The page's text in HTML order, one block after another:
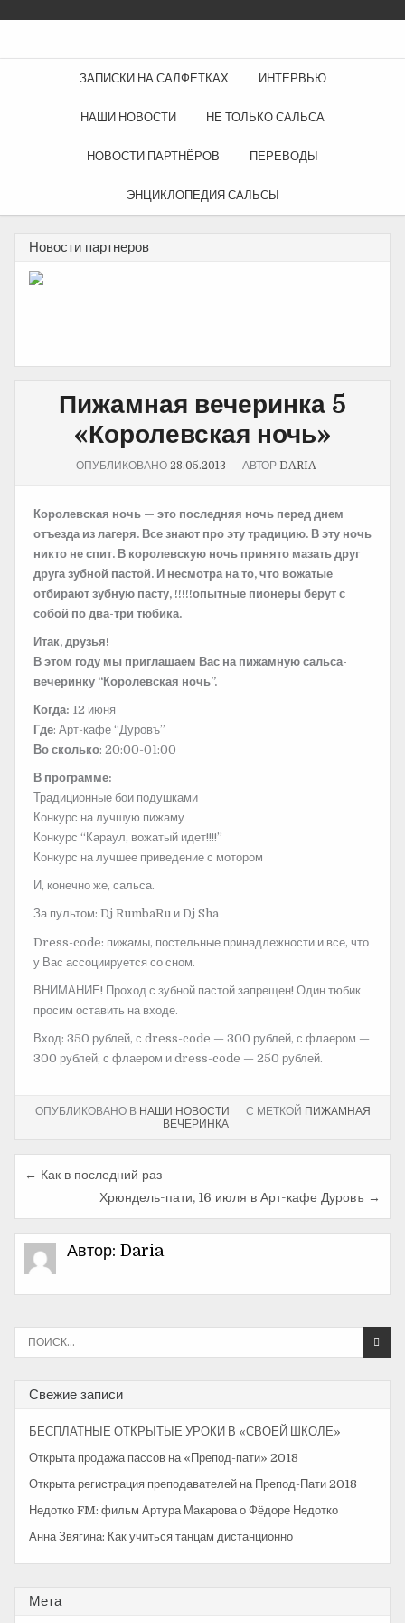
ЗАПИСКИ НА САЛФЕТКАХ ИНТЕРВЬЮ
НАШИ НОВОСТИ НЕ ТОЛЬКО САЛЬСА
НОВОСТИ ПАРТНЁРОВ ПЕРЕВОДЫ
ЭНЦИКЛОПЕДИЯ САЛЬСЫ
Новости партнеров
Пижамная вечеринка 5
«Королевская ночь»
ОПУБЛИКОВАНО 28.05.2013 АВТОР DARIA
Королевская ночь — это последняя ночь перед днем
отъезда из лагеря. Все знают про эту традицию. В эту ночь
никто не спит. В королевскую ночь принято мазать друг
друга зубной пастой. И несмотра на то, что вожатые
отбирают зубную пасту, !!!!!опытные пионеры берут с
собой по два-три тюбика.
Итак, друзья!
В этом году мы приглашаем Вас на пижамную сальса-
вечеринку “Королевская ночь”.
Когда: 12 июня
Где: Арт-кафе “Дуровъ”
Во сколько: 20:00-01:00
В программе:
Традиционные бои подушками
Конкурс на лучшую пижаму
Конкурс “Караул, вожатый идет!!!!”
Конкурс на лучшее приведение с мотором
И, конечно же, сальса.
За пультом: Dj RumbaRu и Dj Sha
Dress-code: пижамы, постельные принадлежности и все, что
у Вас ассоциируется со сном.
ВНИМАНИЕ! Проход с зубной пастой запрещен! Один тюбик
просим оставить на входе.
Вход: 350 рублей, с dress-code — 300 рублей, с флаером —
300 рублей, с флаером и dress-code — 250 рублей.
ОПУБЛИКОВАНО В НАШИ НОВОСТИ С МЕТКОЙ ПИЖАМНАЯ
ВЕЧЕРИНКА
Н
а
в
и
г
а
ц
и
я
п
о
з
а
п
и
← Как в последний раз
Хрюндель-пати, 16 июля в Арт-кафе Дуровъ →
Автор:Daria
Свежие записи
БЕСПЛАТНЫЕ ОТКРЫТЫЕ УРОКИ В «СВОЕЙ ШКОЛЕ»
Открыта продажа пассов на «Препод-пати» 2018
Открыта регистрация преподавателей на Препод-Пати 2018
Недотко FM: фильм Артура Макарова о Фёдоре Недотко
Анна Звягина: Как учиться танцам дистанционно
Мета